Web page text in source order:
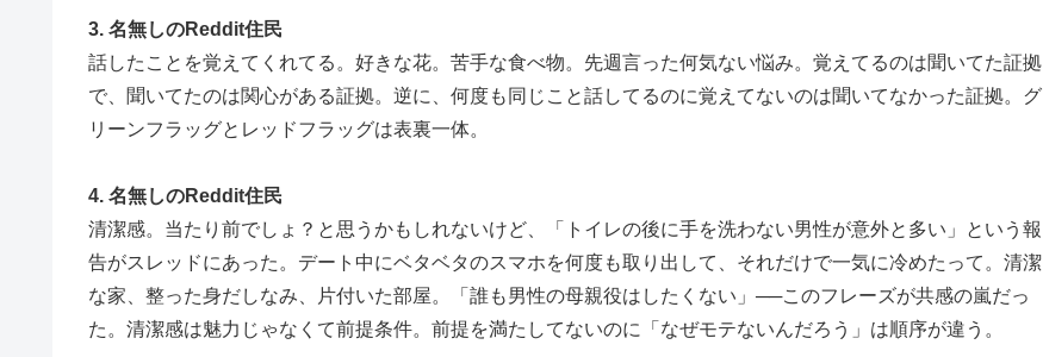
3. 名無しのReddit住民
話したことを覚えてくれてる。好きな花。苦手な食べ物。先週言った何気ない悩み。覚えてるのは聞いてた証拠
で、聞いてたのは関心がある証拠。逆に、何度も同じこと話してるのに覚えてないのは聞いてなかった証拠。グ
リーンフラッグとレッドフラッグは表裏一体。
4. 名無しのReddit住民
清潔感。当たり前でしょ？と思うかもしれないけど、「トイレの後に手を洗わない男性が意外と多い」という報
告がスレッドにあった。デート中にベタベタのスマホを何度も取り出して、それだけで一気に冷めたって。清潔
な家、整った身だしなみ、片付いた部屋。「誰も男性の母親役はしたくない」──このフレーズが共感の嵐だっ
た。清潔感は魅力じゃなくて前提条件。前提を満たしてないのに「なぜモテないんだろう」は順序が違う。